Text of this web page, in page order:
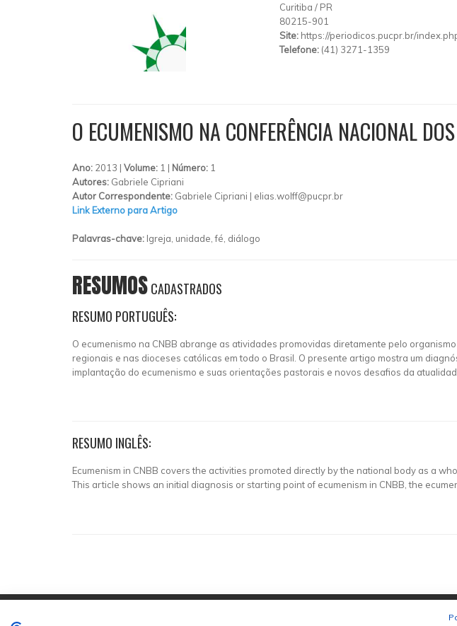
Curitiba / PR
80215-901
Site: https://periodicos.pucpr.br/
Telefone: (41) 3271-1359
O ECUMENISMO NA CONFERÊNCIA NACIONAL
Ano: 2013 | Volume: 1 | Número: 1
Autores: Gabriele Cipriani
Autor Correspondente: Gabriele Cipriani | elias.wolff@pucpr.br
Link Externo para Artigo
Palavras-chave: Igreja, unidade, fé, diálogo
RESUMOSCADASTRADOS
RESUMO PORTUGUÊS:
O ecumenismo na CNBB abrange as atividades promovidas diretamente pelo
regionais e nas dioceses católicas em todo o Brasil. O presente artigo mostra um
implantação do ecumenismo e suas orientações pastorais e novos desafios da
RESUMO INGLÊS:
Ecumenism in CNBB covers the activities promoted directly by the national body as a
This article shows an initial diagnosis or starting point of ecumenism in CNBB, the